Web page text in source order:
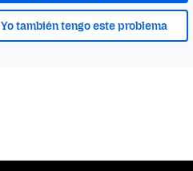
Yo también tengo este problema